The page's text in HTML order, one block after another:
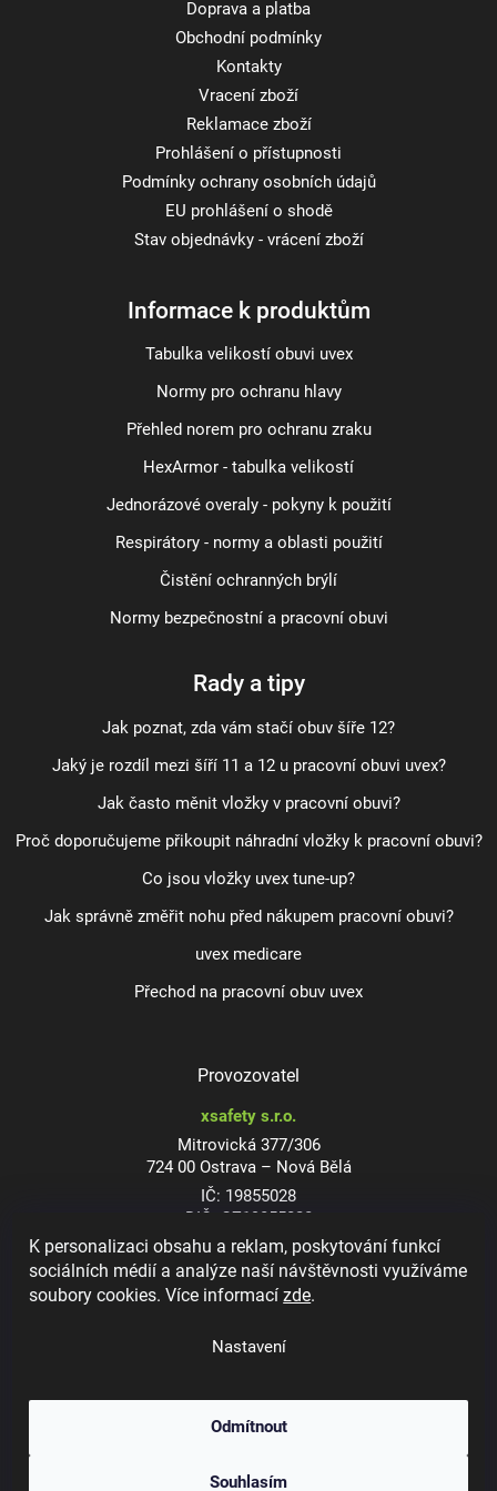
K personalizaci obsahu a reklam, poskytování funkcí
sociálních médií a analýze naší návštěvnosti využíváme
soubory cookies. Více informacízde.
Nastavení
Odmítnout
Souhlasím
Doprava a platba
Obchodní podmínky
Kontakty
Vracení zboží
Reklamace zboží
Prohlášení o přístupnosti
Podmínky ochrany osobních údajů
EU prohlášení o shodě
Stav objednávky - vrácení zboží
Informace k produktům
Tabulka velikostí obuvi uvex
Normy pro ochranu hlavy
Přehled norem pro ochranu zraku
HexArmor - tabulka velikostí
Jednorázové overaly - pokyny k použití
Respirátory - normy a oblasti použití
Čistění ochranných brýlí
Normy bezpečnostní a pracovní obuvi
Rady a tipy
Jak poznat, zda vám stačí obuv šíře 12?
Jaký je rozdíl mezi šíří 11 a 12 u pracovní obuvi uvex?
Jak často měnit vložky v pracovní obuvi?
Proč doporučujeme přikoupit náhradní vložky k pracovní obuvi?
Co jsou vložky uvex tune-up?
Jak správně změřit nohu před nákupem pracovní obuvi?
uvex medicare
Přechod na pracovní obuv uvex
Provozovatel
xsafety s.r.o.
Mitrovická 377/306
724 00 Ostrava – Nová Bělá
IČ: 19855028
DIČ: CZ19855028
Dioptrické ochranné brýle
. Všechna práva vyhrazena.